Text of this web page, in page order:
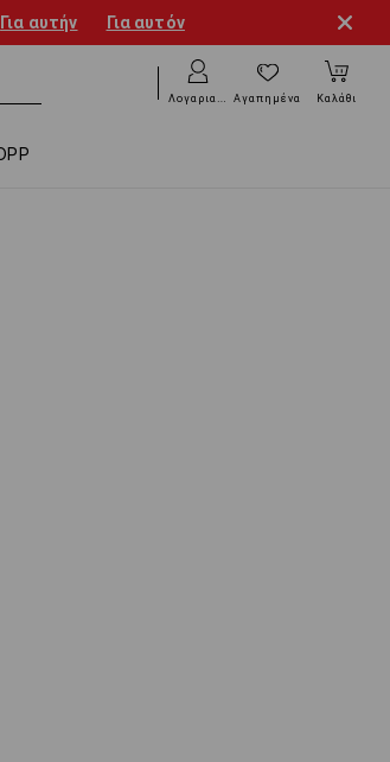
Για αυτήν Για αυτόν
ΛογαριασμόςΑγαπημένα Καλάθι